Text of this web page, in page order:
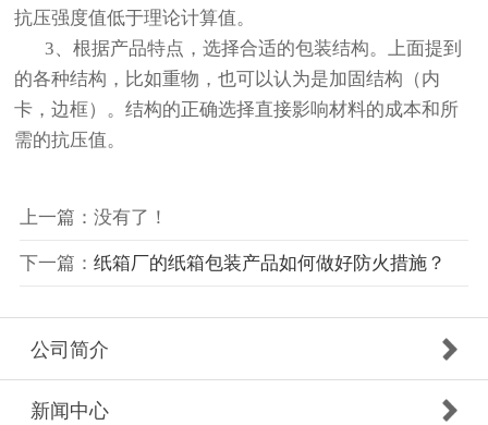
抗压强度值低于理论计算值。
3、根据产品特点，选择合适的包装结构。上面提到
的各种结构，比如重物，也可以认为是加固结构（内
卡，边框）。结构的正确选择直接影响材料的成本和所
需的抗压值。
上一篇：没有了！
下一篇： 纸箱厂的纸箱包装产品如何做好防火措施？
公司简介
新闻中心